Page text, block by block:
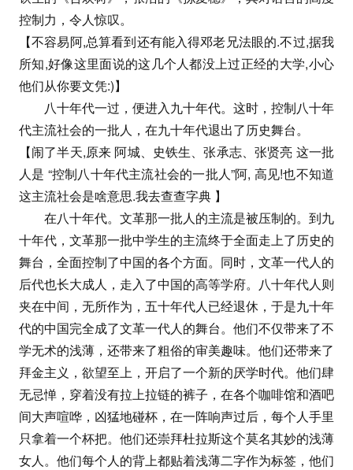
控制力，令人惊叹。
【不容易阿,总算看到还有能入得邓老兄法眼的.不过,据我
所知,好像这里面说的这几个人都没上过正经的大学,小心
他们从你要文凭:)】
八十年代一过，便进入九十年代。这时，控制八十年
代主流社会的一批人，在九十年代退出了历史舞台。
【闹了半天,原来 阿城、史铁生、张承志、张贤亮 这一批
人是 “控制八十年代主流社会的一批人”阿, 高见!也不知道
这主流社会是啥意思.我去查查字典 】
在八十年代。文革那一批人的主流是被压制的。到九
十年代，文革那一批中学生的主流终于全面走上了历史的
舞台，全面控制了中国的各个方面。同时，文革一代人的
后代也长大成人，走入了中国的高等学府。八十年代人则
夹在中间，无所作为，五十年代人已经退休，于是九十年
代的中国完全成了文革一代人的舞台。他们不仅带来了不
学无术的浅薄，还带来了粗俗的审美趣味。他们还带来了
拜金主义，欲望至上，开启了一个新的厌学时代。他们肆
无忌惮，穿着没有拉上拉链的裤子，在各个咖啡馆和酒吧
间大声喧哗，凶猛地碰杯，在一阵响声过后，每个人手里
只拿着一个杯把。他们还崇拜杜拉斯这个莫名其妙的浅薄
女人。他们每个人的背上都贴着浅薄二字作为标签，他们